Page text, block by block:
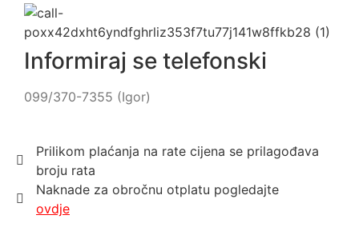
Informiraj se telefonski
099/370-7355 (Igor)
Prilikom plaćanja na rate cijena se prilagođava
broju rata
Naknade za obročnu otplatu pogledajte
ovdje